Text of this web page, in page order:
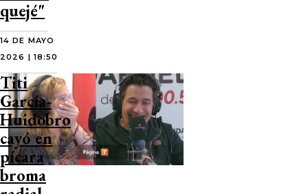
quejé"
14 DE MAYO
2026 | 18:50
Titi
García-
Huidobro
cayó en
pícara
broma